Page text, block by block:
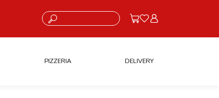
Cosa stai cercando?
PIZZERIA DELIVERY